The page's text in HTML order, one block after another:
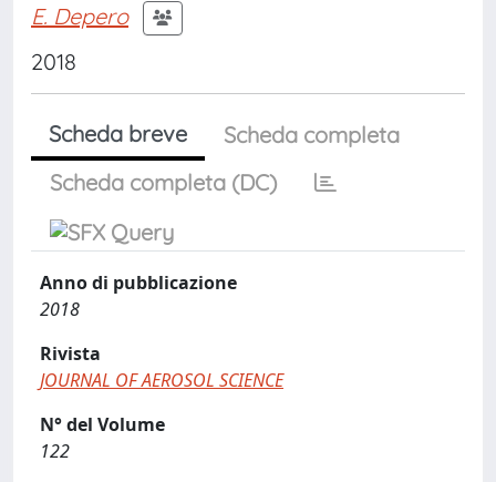
E. Depero
2018
Scheda breve
Scheda completa
Scheda completa (DC)
Anno di pubblicazione
2018
Rivista
JOURNAL OF AEROSOL SCIENCE
N° del Volume
122